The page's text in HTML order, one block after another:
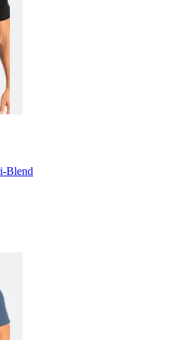
Blend